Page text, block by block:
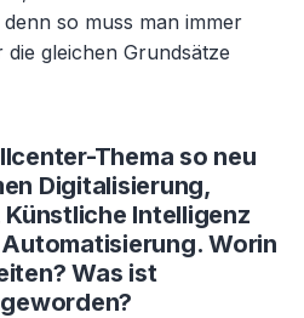
so muss man immer
gleichen Grundsätze
Thema so neu
Digitalisierung,
Intelligenz
Worin
Was ist